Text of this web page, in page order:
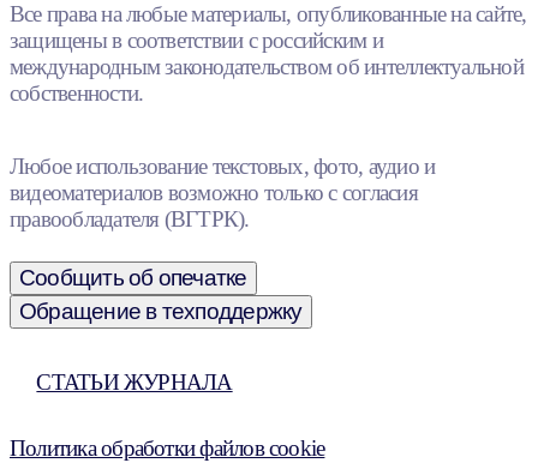
Все права на любые материалы, опубликованные на сайте,
защищены в соответствии с российским и
международным законодательством об интеллектуальной
собственности.
Любое использование текстовых, фото, аудио и
видеоматериалов возможно только с согласия
правообладателя (ВГТРК).
Сообщить об опечатке
Обращение в техподдержку
СТАТЬИ ЖУРНАЛА
Политика обработки файлов cookie